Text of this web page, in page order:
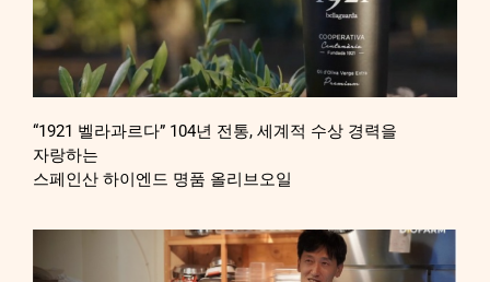
“1921 벨라과르다” 104년 전통, 세계적 수상 경력을
자랑하는
스페인산 하이엔드 명품 올리브오일